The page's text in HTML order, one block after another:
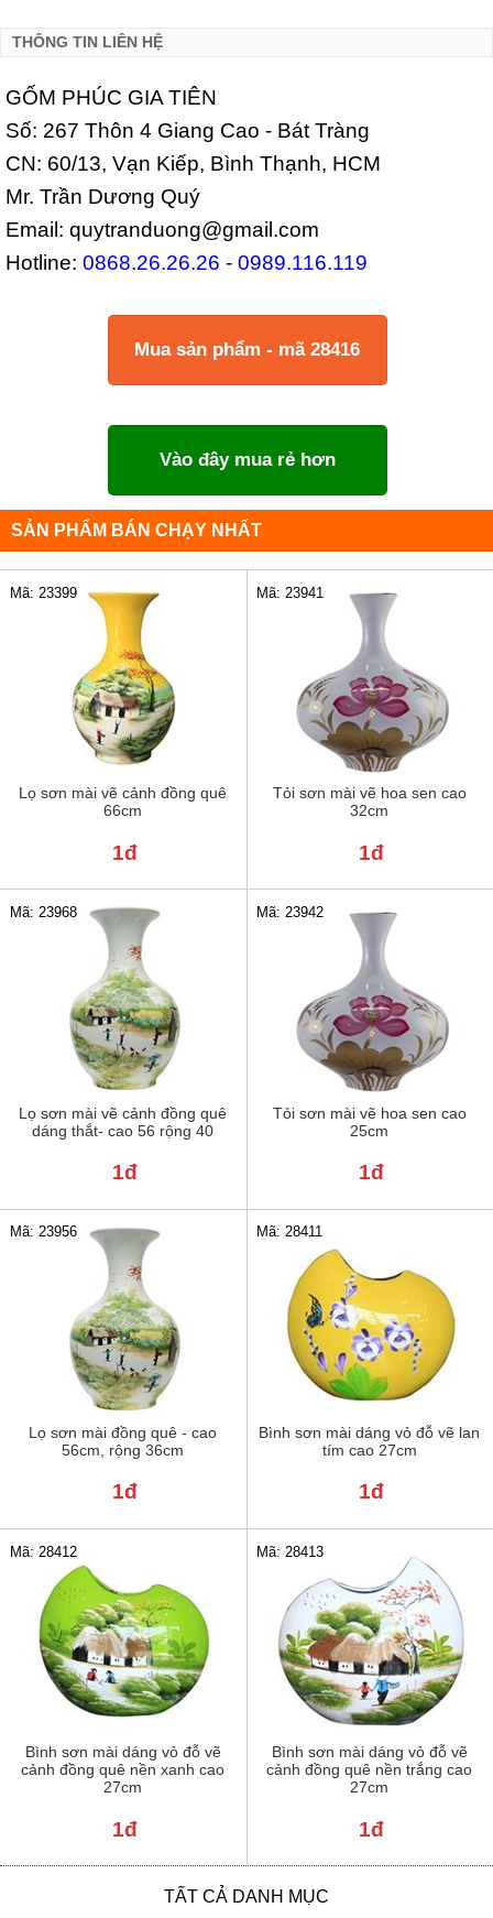
THÔNG TIN LIÊN HỆ
GỐM PHÚC GIA TIÊN
Số: 267 Thôn 4 Giang Cao - Bát Tràng
CN: 60/13, Vạn Kiếp, Bình Thạnh, HCM
Mr. Trần Dương Quý
Email: quytranduong@gmail.com
Hotline: 0868.26.26.26 - 0989.116.119
Mua sản phẩm - mã 28416
Vào đây mua rẻ hơn
SẢN PHẨM BÁN CHẠY NHẤT
Lọ sơn mài vẽ cảnh đồng quê
66cm
Mã: 23399
1đ
Tỏi sơn mài vẽ hoa sen cao
32cm
Mã: 23941
1đ
Lọ sơn mài vẽ cảnh đồng quê
dáng thắt- cao 56 rộng 40
Mã: 23968
1đ
Tỏi sơn mài vẽ hoa sen cao
25cm
Mã: 23942
1đ
Lọ sơn mài đồng quê - cao
56cm, rộng 36cm
Mã: 23956
1đ
Bình sơn mài dáng vỏ đỗ vẽ lan
tím cao 27cm
Mã: 28411
1đ
Bình sơn mài dáng vỏ đỗ vẽ
cảnh đồng quê nền xanh cao
27cm
Mã: 28412
1đ
Bình sơn mài dáng vỏ đỗ vẽ
cảnh đồng quê nền trắng cao
27cm
Mã: 28413
1đ
TẤT CẢ DANH MỤC